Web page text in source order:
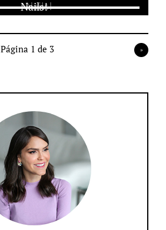
Nails!
Página 1 de 3 »